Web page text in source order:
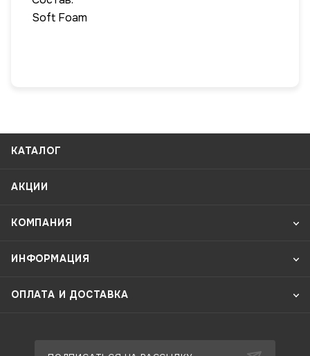
Soft Foam
КАТАЛОГ
АКЦИИ
КОМПАНИЯ
ИНФОРМАЦИЯ
ОПЛАТА И ДОСТАВКА